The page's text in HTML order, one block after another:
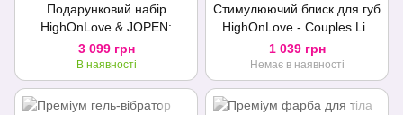
Подарунковий набір
HighOnLove & JOPEN:
Objects of Desire (краплі
для клітора і вібратор з
кристалами)
3 099 грн
В наявності
Стимулюючий блиск для губ
HighOnLove - Couples Lip
Gloss (7 мл) з ефектом
вібрації, холод-тепло
1 039 грн
Немає в наявності